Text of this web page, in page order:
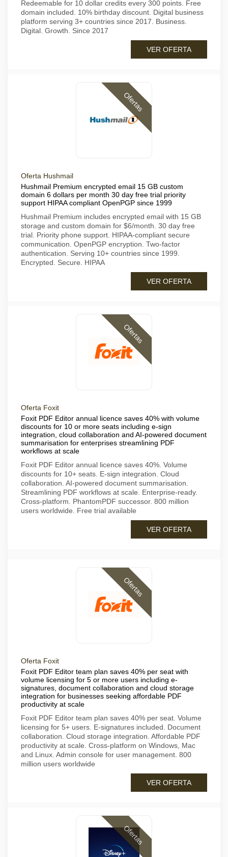
Redeemable for 10 dollar credits every 300 points. Free
domain included. 10% birthday discount. Digital business
platform serving 3+ countries since 2017. Business.
Digital. Growth. Since 2017
VER OFERTA
Ofertas
Oferta Hushmail
Hushmail Premium encrypted email 15 GB custom
domain 6 dollars per month 30 day free trial priority
support HIPAA compliant OpenPGP since 1999
Hushmail Premium includes encrypted email with 15 GB
storage and custom domain for $6/month. 30 day free
trial. Priority phone support. HIPAA-compliant secure
communication. OpenPGP encryption. Two-factor
authentication. Serving 10+ countries since 1999.
Encrypted. Secure. HIPAA
VER OFERTA
Ofertas
Oferta Foxit
Foxit PDF Editor annual licence saves 40% with volume
discounts for 10 or more seats including e-sign
integration, cloud collaboration and AI-powered document
summarisation for enterprises streamlining PDF
workflows at scale
Foxit PDF Editor annual licence saves 40%. Volume
discounts for 10+ seats. E-sign integration. Cloud
collaboration. AI-powered document summarisation.
Streamlining PDF workflows at scale. Enterprise-ready.
Cross-platform. PhantomPDF successor. 800 million
users worldwide. Free trial available
VER OFERTA
Ofertas
Oferta Foxit
Foxit PDF Editor team plan saves 40% per seat with
volume licensing for 5 or more users including e-
signatures, document collaboration and cloud storage
integration for businesses seeking affordable PDF
productivity at scale
Foxit PDF Editor team plan saves 40% per seat. Volume
licensing for 5+ users. E-signatures included. Document
collaboration. Cloud storage integration. Affordable PDF
productivity at scale. Cross-platform on Windows, Mac
and Linux. Admin console for user management. 800
million users worldwide
VER OFERTA
Ofertas